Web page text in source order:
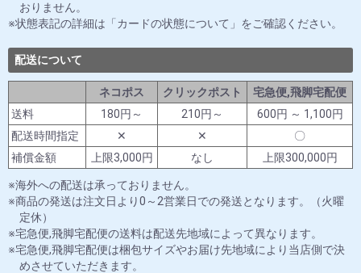
おりません。
状態表記の詳細は「カードの状態について」をご確認ください。
配送について
ネコポス クリックポスト
宅急便,飛脚宅配便
送料
180円～ 210円～
600円 ～ 1,100円
配送時間指定
✕ ✕
〇
補償金額
上限3,000円 なし 上限300,000円
海外への配送は承っておりません。
商品の発送は注文日より0～2営業日での発送となります。（火曜
定休）
宅急便,飛脚宅配便の送料は配送先地域によって異なります。
宅急便,飛脚宅配便は梱包サイズやお届け先地域により当店側で決
めさせていただきます。